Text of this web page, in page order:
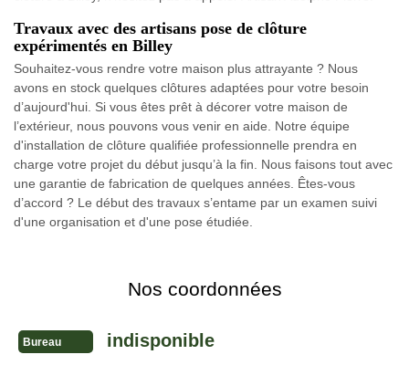
Travaux avec des artisans pose de clôture
expérimentés en Billey
Souhaitez-vous rendre votre maison plus attrayante ? Nous
avons en stock quelques clôtures adaptées pour votre besoin
d’aujourd'hui. Si vous êtes prêt à décorer votre maison de
l’extérieur, nous pouvons vous venir en aide. Notre équipe
d'installation de clôture qualifiée professionnelle prendra en
charge votre projet du début jusqu’à la fin. Nous faisons tout avec
une garantie de fabrication de quelques années. Êtes-vous
d’accord ? Le début des travaux s’entame par un examen suivi
d'une organisation et d'une pose étudiée.
Nos coordonnées
Bureau indisponible